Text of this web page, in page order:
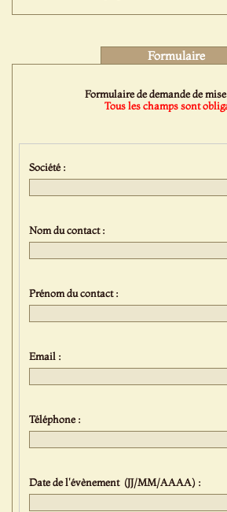
Formulaire
Formulaire de demande de
Tous les champs sont
Société :
Nom du contact :
Prénom du contact :
Email :
Téléphone :
Date de l'évènement (JJ/MM/AAAA) :